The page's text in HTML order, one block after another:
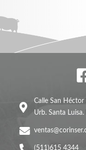
Calle San
Urb. Santa
(511)615 4344